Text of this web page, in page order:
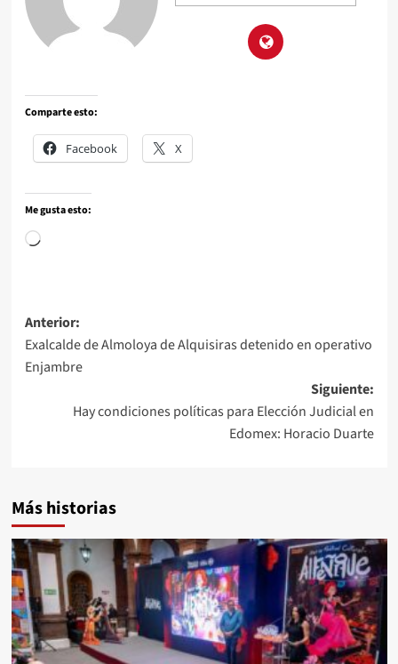
Comparte esto:
Facebook X
Me gusta esto:
Anterior:
Exalcalde de Almoloya de Alquisiras detenido en operativo
Enjambre
Siguiente:
Hay condiciones políticas para Elección Judicial en
Edomex: Horacio Duarte
Más historias